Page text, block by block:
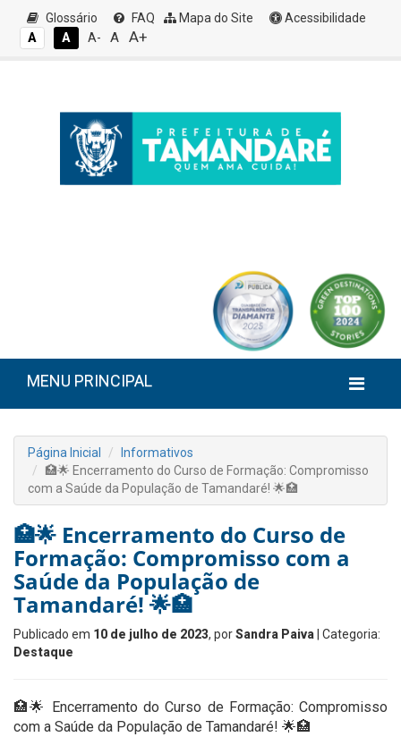
Glossário FAQ Mapa do Site
Acessibilidade
A
A A- A A+
MENU PRINCIPAL
Página Inicial
Informativos
🏥🌟 Encerramento do Curso de Formação: Compromisso
com a Saúde da População de Tamandaré! 🌟🏥
🏥🌟 Encerramento do Curso de
Formação: Compromisso com a
Saúde da População de
Tamandaré! 🌟🏥
Publicado em 10 de julho de 2023, porSandra Paiva | Categoria:
Destaque
🏥🌟 Encerramento do Curso de Formação: Compromisso
com a Saúde da População de Tamandaré! 🌟🏥